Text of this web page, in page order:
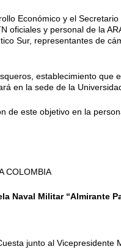
Económico y el
oficiales y personal de la
Sur, representantes de
establecimiento que
en la sede de la
de este objetivo en la
COLOMBIA
Naval Militar “Almirante
junto al Vicepresidente